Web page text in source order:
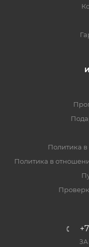
Политика
Политика в